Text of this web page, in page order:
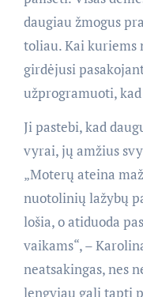
daugiau žmogus
toliau. Kai kuriems
girdėjusi
užprogramuoti,
Ji pastebi, kad
vyrai, jų amžius
„Moterų ateina
nuotolinių lažybų
lošia, o atiduoda
vaikams“, –
neatsakingas, nes
lengviau gali tapti